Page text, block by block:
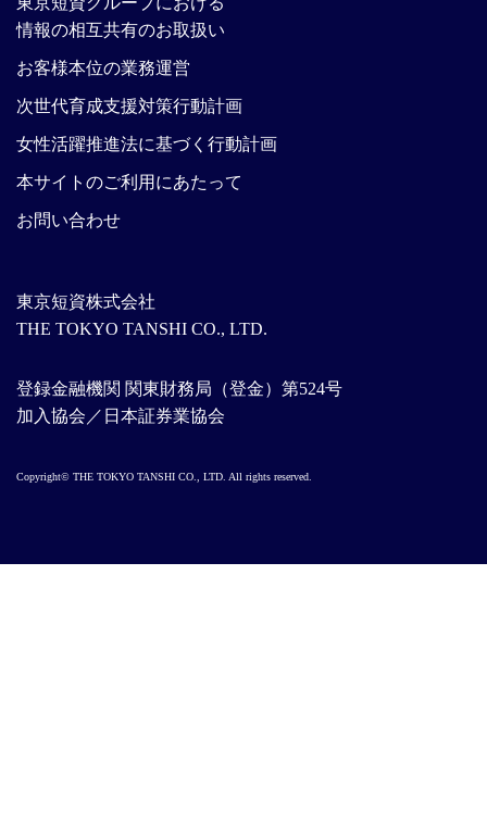
東京短資株式会社
THE TOKYO TANSHI CO., LTD.
登録金融機関 関東財務局（登金）第524号
加入協会／日本証券業協会
情報の相互共有のお取扱い
お客様本位の業務運営
次世代育成支援対策行動計画
女性活躍推進法に基づく行動計画
本サイトのご利用にあたって
お問い合わせ
Copyright© THE TOKYO TANSHI CO., LTD. All rights reserved.